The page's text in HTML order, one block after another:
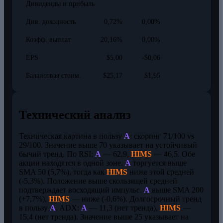
Дивиденды и прибыль
Див. доходность 0,72% 0,00%
Коэфф. выплат 20,16% 0,00%
EPS $5,00 -$0,06
Балансовая стоим. $25,17 $1,95
Технический анализ
Техническая картина в пользу A: скоринг 71/100 vs
29/100. Значение выше 70 указывает на устойчивый
бычий тренд. По RSI: A — 62,9, HIMS — 46,5. Обе
акции находятся в одной зоне. A торгуется выше
SMA 50 (5,7%), тогда как HIMS ниже этой средней
(-5,3%). Положение выше скользящей средней
подтверждает восходящий импульс. A выше SMA 200
(+7,7%), HIMS — ниже (-0,6%). Долгосрочный тренд
в пользу A. ADX: A — 11,3 (нет тренда), HIMS —
15,4 (нет тренда). Значение выше 25 указывает на